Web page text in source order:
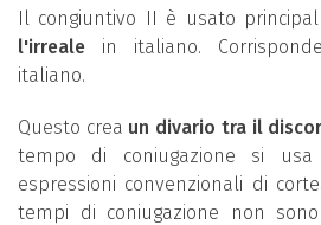
Il congiuntivo II è usato
l'irreale in italiano.
italiano.
Questo crea un divario tra il
tempo di coniugazione si
espressioni convenzionali di
tempi di coniugazione non